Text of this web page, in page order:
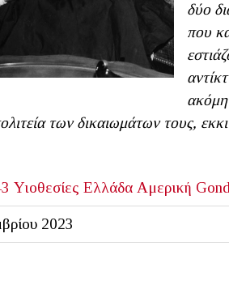
δύο
που
των δικαιωμάτων τους,
Υιοθεσίες Ελλάδα Αμερική
2023